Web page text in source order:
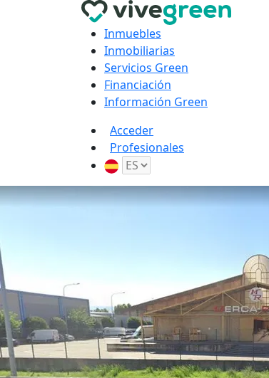
Inmuebles
Inmobiliarias
Servicios Green
Financiación
Información Green
Acceder
Profesionales